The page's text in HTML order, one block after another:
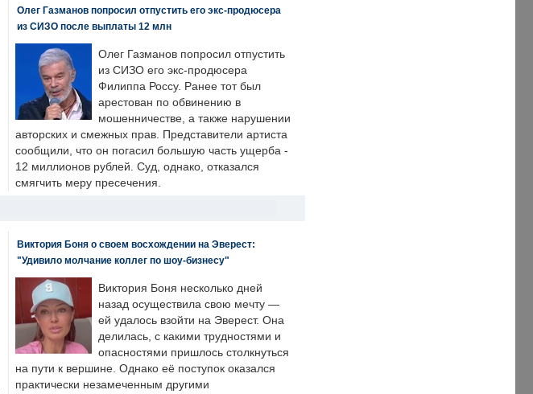
Олег Газманов попросил отпустить его экс-продюсера
из СИЗО после выплаты 12 млн
Олег Газманов попросил отпустить
из СИЗО его экс-продюсера
Филиппа Россу. Ранее тот был
арестован по обвинению в
мошенничестве, а также нарушении
авторских и смежных прав. Представители артиста
сообщили, что он погасил большую часть ущерба -
12 миллионов рублей. Суд, однако, отказался
смягчить меру пресечения.
Виктория Боня о своем восхождении на Эверест:
"Удивило молчание коллег по шоу-бизнесу"
Виктория Боня несколько дней
назад осуществила свою мечту —
ей удалось взойти на Эверест. Она
делилась, с какими трудностями и
опасностями пришлось столкнуться
на пути к вершине. Однако её поступок оказался
практически незамеченным другими